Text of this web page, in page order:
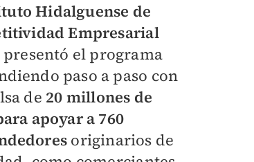
Hidalguense de
Empresarial
presentó el programa
paso a paso con
de 20 millones de
apoyar a 760
originarios de